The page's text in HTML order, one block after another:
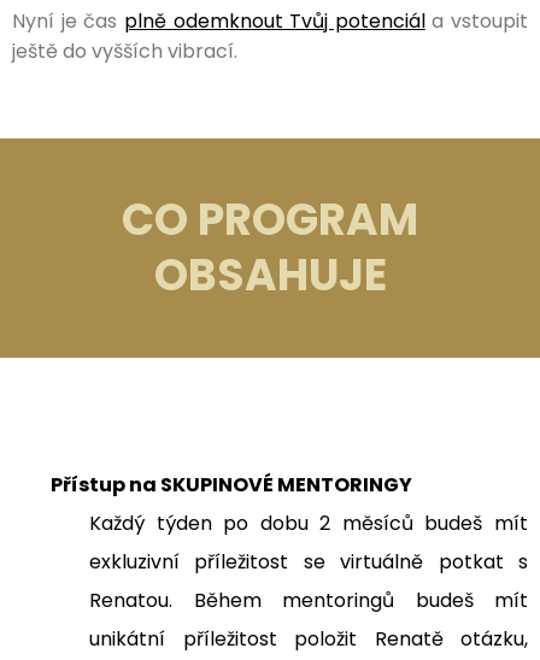
Nyní je čas plně odemknout Tvůj potenciála vstoupit
ještě do vyšších vibrací.
CO PROGRAM
OBSAHUJE
Přístup na SKUPINOVÉ MENTORINGY
Každý týden po dobu 2 měsíců budeš mít
exkluzivní příležitost se virtuálně potkat s
Renatou. Během mentoringů budeš mít
unikátní příležitost položit Renatě otázku,